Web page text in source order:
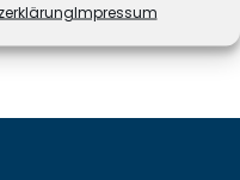
Impressum